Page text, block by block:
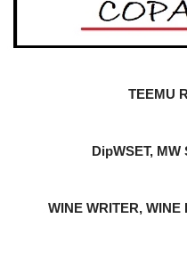
TEEMU
DipWSET, MW
WINE WRITER, WINE